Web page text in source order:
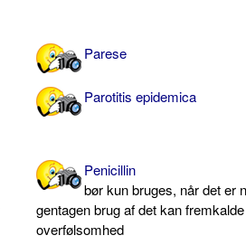
Parese
Parotitis epidemica
Penicillin
bør kun bruges, når det er
gentagen brug af det kan
overfølsomhed